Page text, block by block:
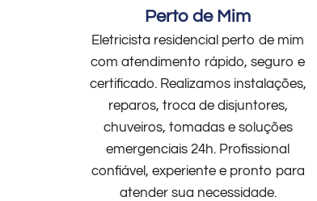
Perto de Mim
Eletricista residencial perto de mim
com atendimento rápido, seguro e
certificado. Realizamos instalações,
reparos, troca de disjuntores,
chuveiros, tomadas e soluções
emergenciais 24h. Profissional
confiável, experiente e pronto para
atender sua necessidade.